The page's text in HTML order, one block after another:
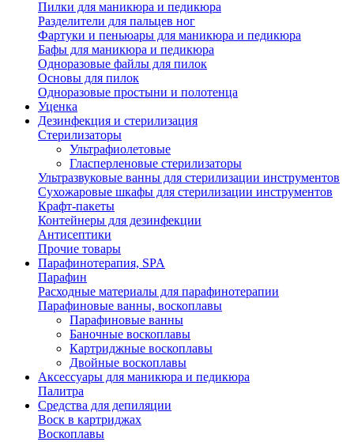
Пилки для маникюра и педикюра
Разделители для пальцев ног
Фартуки и пеньюары для маникюра и педикюра
Бафы для маникюра и педикюра
Одноразовые файлы для пилок
Основы для пилок
Одноразовые простыни и полотенца
Уценка
Дезинфекция и стерилизация
Стерилизаторы
Ультрафиолетовые
Гласперленовые стерилизаторы
Ультразвуковые ванны для стерилизации инструментов
Сухожаровые шкафы для стерилизации инструментов
Крафт-пакеты
Контейнеры для дезинфекции
Антисептики
Прочие товары
Парафинотерапия, SPA
Парафин
Расходные материалы для парафинотерапии
Парафиновые ванны, воскоплавы
Парафиновые ванны
Баночные воскоплавы
Картриджные воскоплавы
Двойные воскоплавы
Аксессуары для маникюра и педикюра
Палитра
Средства для депиляции
Воск в картриджах
Воскоплавы